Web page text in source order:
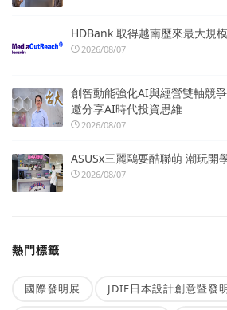
HDBank 取得越南歷來最大規
2026/08/07
創智動能強化AI與經營雙軸競
邀分享AI時代投資思維
2026/08/07
ASUSx三麗鷗耍酷聯萌 潮玩開
2026/08/07
熱門標籤
國際發明展 JDIE日本設計創意暨發